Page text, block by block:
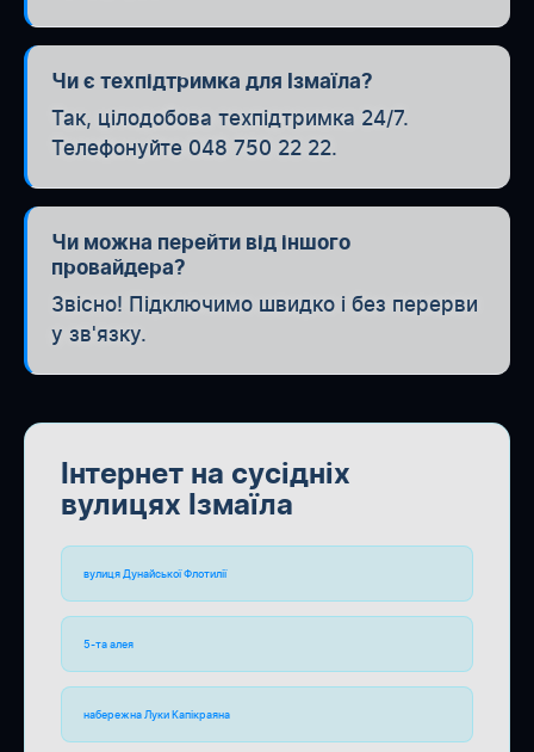
Чи є техпідтримка для Ізмаїла?
Так, цілодобова техпідтримка 24/7.
Телефонуйте 048 750 22 22.
Чи можна перейти від іншого
провайдера?
Звісно! Підключимо швидко і без перерви
у зв'язку.
Інтернет на сусідніх
вулицях Ізмаїла
вулиця Дунайської Флотилії
5-та алея
набережна Луки Капікраяна